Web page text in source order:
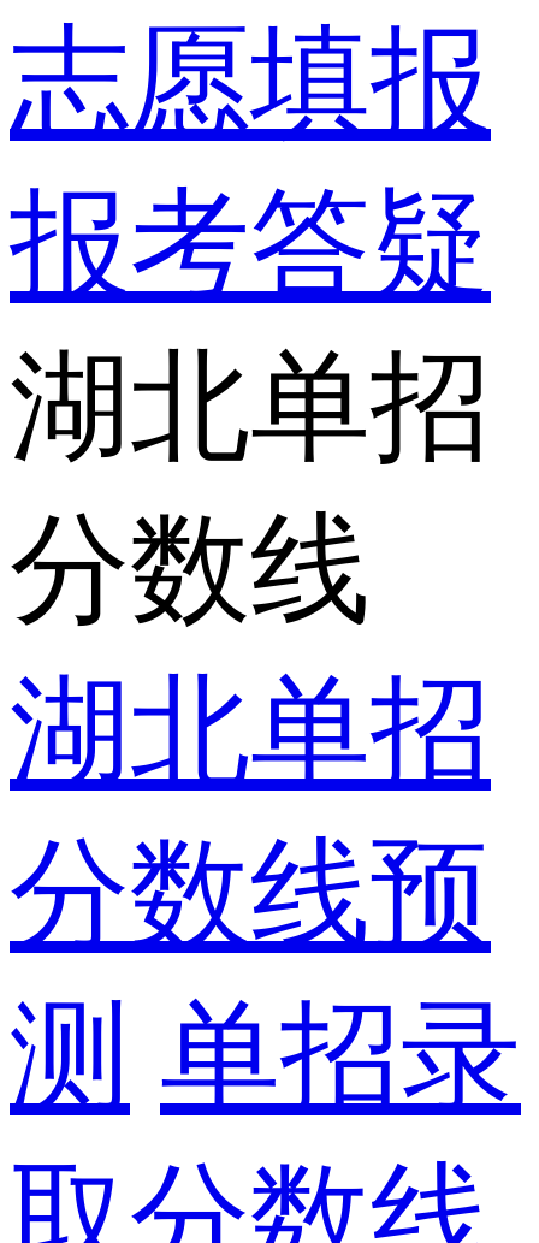
志愿填报
报考答疑
湖北单招
分数线
湖北单招
分数线预
测 单招录